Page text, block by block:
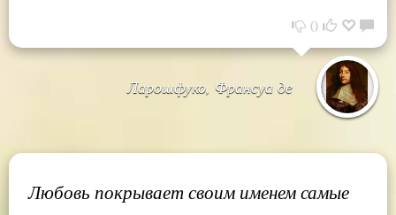
0
Ларошфуко, Франсуа де
Любовь покрывает своим именем самые